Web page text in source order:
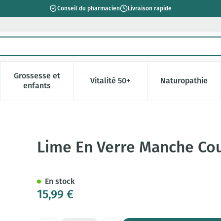
Conseil du pharmacien Livraison rapide
Beauté, soins et hygiène
menu pour la catégorie Régime, alimentation &
Grossesse et
enfantsAfficher le sous-menu pour la catégorie Grossesse
Vitalité 50+Afficher le sous-menu pour la
Naturopathie
Afficher le
Lime En Verre Manche
15,99 €
En stock